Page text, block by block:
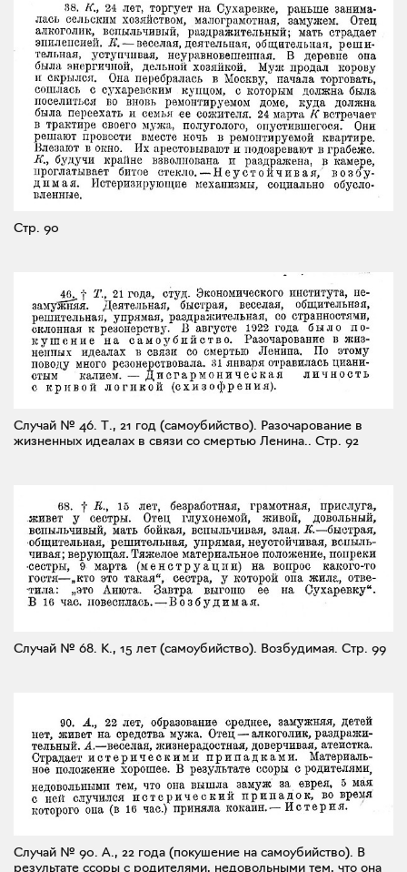
Стр. 90
Случай № 46. Т., 21 год (самоубийство). Разочарование в
жизненных идеалах в связи со смертью Ленина.. Стр. 92
Случай № 68. К., 15 лет (самоубийство). Возбудимая. Стр. 99
Случай № 90. А., 22 года (покушение на самоубийство). В
результате ссоры с родителями, недовольными тем, что она